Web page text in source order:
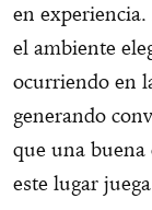
en
el ambiente
ocurriendo en
generando
que una
este lugar